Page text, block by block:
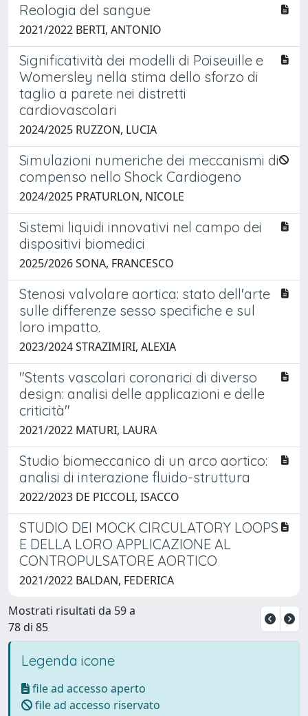
Reologia del sangue
2021/2022 BERTI, ANTONIO
Significatività dei modelli di Poiseuille e
Womersley nella stima dello sforzo di
taglio a parete nei distretti
cardiovascolari
2024/2025 RUZZON, LUCIA
Simulazioni numeriche dei meccanismi di
compenso nello Shock Cardiogeno
2024/2025 PRATURLON, NICOLE
Sistemi liquidi innovativi nel campo dei
dispositivi biomedici
2025/2026 SONA, FRANCESCO
Stenosi valvolare aortica: stato dell'arte
sulle differenze sesso specifiche e sul
loro impatto.
2023/2024 STRAZIMIRI, ALEXIA
"Stents vascolari coronarici di diverso
design: analisi delle applicazioni e delle
criticità"
2021/2022 MATURI, LAURA
Studio biomeccanico di un arco aortico:
analisi di interazione fluido-struttura
2022/2023 DE PICCOLI, ISACCO
STUDIO DEI MOCK CIRCULATORY LOOPS
E DELLA LORO APPLICAZIONE AL
CONTROPULSATORE AORTICO
2021/2022 BALDAN, FEDERICA
Mostrati risultati da 59 a
78 di 85
Legenda icone
file ad accesso aperto
file ad accesso riservato